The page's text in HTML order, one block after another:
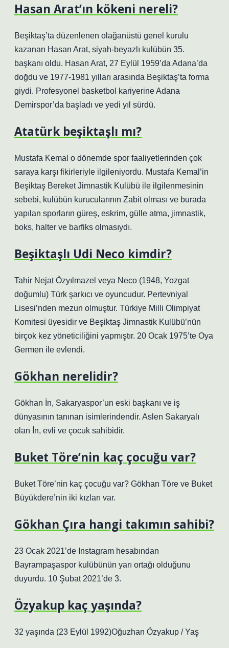
Hasan Arat’ın kökeni nereli?
Beşiktaş’ta düzenlenen olağanüstü genel kurulu
kazanan Hasan Arat, siyah-beyazlı kulübün 35.
başkanı oldu. Hasan Arat, 27 Eylül 1959’da Adana’da
doğdu ve 1977-1981 yılları arasında Beşiktaş’ta forma
giydi. Profesyonel basketbol kariyerine Adana
Demirspor’da başladı ve yedi yıl sürdü.
Atatürk beşiktaşlı mı?
Mustafa Kemal o dönemde spor faaliyetlerinden çok
saraya karşı fikirleriyle ilgileniyordu. Mustafa Kemal’in
Beşiktaş Bereket Jimnastik Kulübü ile ilgilenmesinin
sebebi, kulübün kurucularının Zabit olması ve burada
yapılan sporların güreş, eskrim, gülle atma, jimnastik,
boks, halter ve barfiks olmasıydı.
Beşiktaşlı Udi Neco kimdir?
Tahir Nejat Özyılmazel veya Neco (1948, Yozgat
doğumlu) Türk şarkıcı ve oyuncudur. Pertevniyal
Lisesi’nden mezun olmuştur. Türkiye Milli Olimpiyat
Komitesi üyesidir ve Beşiktaş Jimnastik Kulübü’nün
birçok kez yöneticiliğini yapmıştır. 20 Ocak 1975’te Oya
Germen ile evlendi.
Gökhan nerelidir?
Gökhan İn, Sakaryaspor’un eski başkanı ve iş
dünyasının tanınan isimlerindendir. Aslen Sakaryalı
olan İn, evli ve çocuk sahibidir.
Buket Töre’nin kaç çocuğu var?
Buket Töre’nin kaç çocuğu var? Gökhan Töre ve Buket
Büyükdere’nin iki kızları var.
Gökhan Çıra hangi takımın sahibi?
23 Ocak 2021’de Instagram hesabından
Bayrampaşaspor kulübünün yarı ortağı olduğunu
duyurdu. 10 Şubat 2021’de 3.
Özyakup kaç yaşında?
32 yaşında (23 Eylül 1992)Oğuzhan Özyakup / Yaş